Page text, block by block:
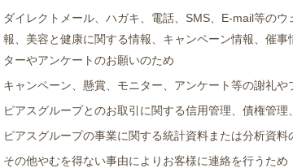
ダイレクトメール、ハガキ、電話、SMS、E-mail等の
報、美容と健康に関する情報、キャンペーン情報、催
ターやアンケートのお願いのため
キャンペーン、懸賞、モニター、アンケート等の謝礼
ピアスグループとのお取引に関する信用管理、債権管理
ピアスグループの事業に関する統計資料または分析資
その他やむを得ない事由によりお客様に連絡を行うため